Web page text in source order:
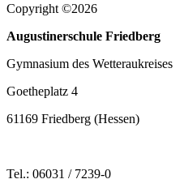
Copyright ©2026
Augustinerschule Friedberg
Gymnasium des Wetteraukreises
Goetheplatz 4
61169 Friedberg (Hessen)
Tel.: 06031 / 7239-0